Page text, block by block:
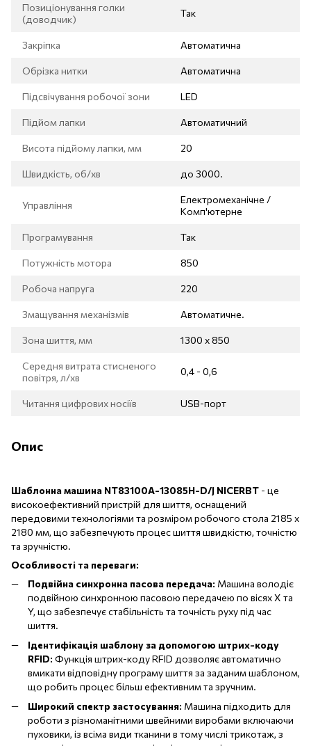
Позиціонування голки
(доводчик)
Так
Закріпка Автоматична
Обрізка нитки Автоматична
Підсвічування робочої зони LED
Підйом лапки Автоматичний
Висота підйому лапки, мм 20
Швидкість, об/хв до 3000.
Управління
Електромеханічне /
Комп'ютерне
Програмування Так
Потужність мотора 850
Робоча напруга 220
Змащування механізмів Автоматичне.
Зона шиття, мм 1300 х 850
Середня витрата стисненого
повітря, л/хв
0,4 - 0,6
Читання цифрових носіїв USB-порт
Опис
Шаблонна машина NT83100A-13085H-D/J NICERBT - це
високоефективний пристрій для шиття, оснащений
передовими технологіями та розміром робочого стола 2185 х
2180 мм, що забезпечують процес шиття швидкістю, точністю
та зручністю.
Особливості та переваги:
Подвійна синхронна пасова передача: Машина володіє
подвійною синхронною пасовою передачею по вісях X та
Y, що забезпечує стабільність та точність руху під час
шиття.
Ідентифікація шаблону за допомогою штрих-коду
RFID: Функція штрих-коду RFID дозволяє автоматично
вмикати відповідну програму шиття за заданим шаблоном,
що робить процес більш ефективним та зручним.
Широкий спектр застосування: Машина підходить для
роботи з різноманітними швейними виробами включаючи
пуховики, із всіма види тканини в тому числі трикотаж, з